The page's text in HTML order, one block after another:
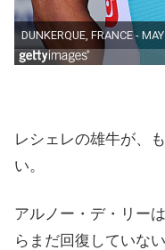
レシェレの雄牛が、
い。
アルノー・デ・リー
らまだ回復していな